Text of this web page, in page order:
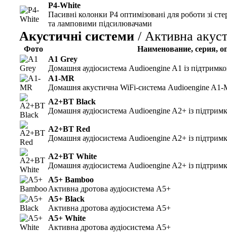
P4-White
Пасивні колонки P4 оптимізовані для роботи зі
та ламповими підсилювачами
Акустичні системи / Активна
Фото
Наименование, серия,
A1 Grey
Домашня аудіосистема Audioengine A1 із
A1-MR
Домашня акустична WiFi-система Audioengine
A2+BT Black
Домашня аудіосистема Audioengine A2+ із
A2+BT Red
Домашня аудіосистема Audioengine A2+ із
A2+BT White
Домашня аудіосистема Audioengine A2+ із
A5+ Bamboo
Активна дротова аудіосистема A5+
A5+ Black
Активна дротова аудіосистема A5+
A5+ White
Активна дротова аудіосистема A5+